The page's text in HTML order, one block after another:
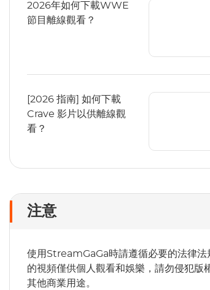
2026年如何下載WWE
節目離線觀看？
[2026 指南] 如何下載
Crave 影片以供離線觀
看？
注意
使用StreamGaGa時請遵循必要的法律法
的視頻僅供個人觀看和娛樂，請勿侵犯版
其他商業用途。